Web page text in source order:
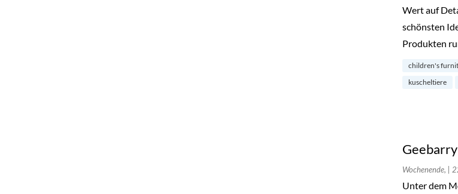
Wert auf
schönsten
Produkten
children's
kuscheltiere
Wochenende, |
Unter dem